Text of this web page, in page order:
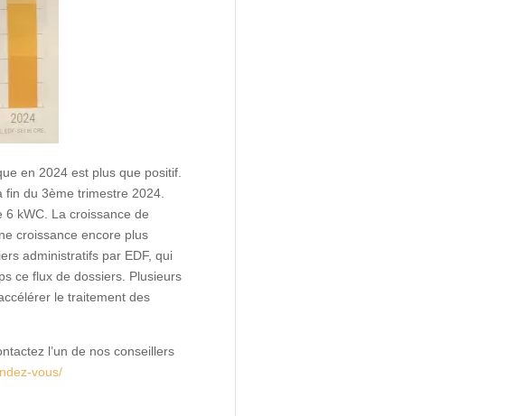
en 2024 est plus que positif.
fin du 3ème trimestre 2024.
6 kWC. La croissance de
croissance encore plus
administratifs par EDF, qui
ce flux de dossiers. Plusieurs
le traitement des
l’un de nos conseillers
vous/